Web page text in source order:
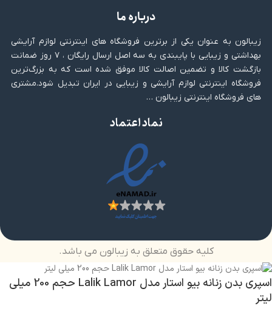
درباره ما
زیبالون به عنوان یکی از برترین فروشگاه های اینترنتی لوازم آرایشی
بهداشتی و زیبایی با پایبندی به سه اصل ارسال رایگان ، ۷ روز ضمانت
بازگشت کالا و تضمین اصالت کالا موفق شده است که به بزرگ‌ترین
فروشگاه اینترنتی لوازم آرایشی و زیبایی در ایران تبدیل شود.مشتری
های فروشگاه اینترنتی زیبالون …
نماد اعتماد
کلیه حقوق متعلق به زیبالون می باشد.
اسپری بدن زنانه بیو استار مدل Lalik Lamor حجم 200 میلی
لیتر